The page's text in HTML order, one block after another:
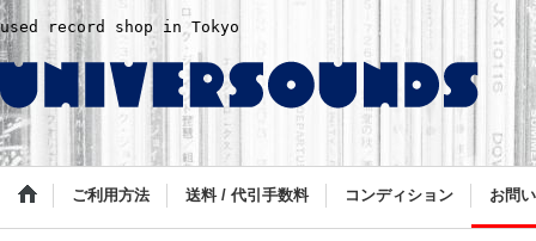
used record shop in Tokyo
ご利用方法 送料 / 代引手数料 コンディション お問